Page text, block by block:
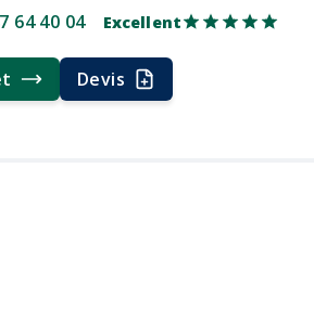
Délai rapide Délai rapide Livraison
64 40 04 Excellent
Devis